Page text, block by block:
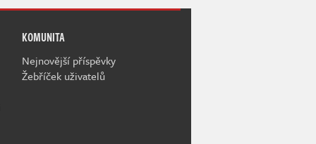
KOMUNITA
Nejnovější příspěvky
Žebříček uživatelů